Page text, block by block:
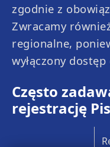
zgodnie z
Zwracamy
regionalne,
wyłączony
Często
rejestrację